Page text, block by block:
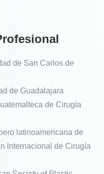
de San Carlos de
de Guadalajara
de Cirugía
latinoamericana de
Internacional de Cirugía